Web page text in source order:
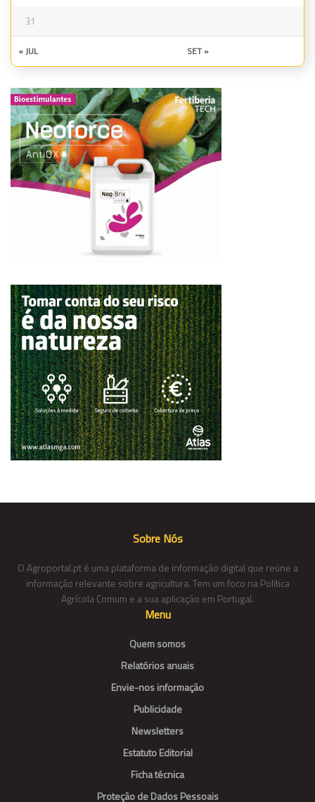
31
« JUL SET »
Sobre Nós
O Agroportal.pt é uma plataforma de informação digital que reúne a
informação relevante sobre agricultura. Tem um foco na Política
Agrícola Comum e a sua aplicação em Portugal.
Menu
Quem somos
Relatórios anuais
Envie-nos informação
Publicidade
Newsletters
Estatuto Editorial
Ficha técnica
Proteção de Dados Pessoais